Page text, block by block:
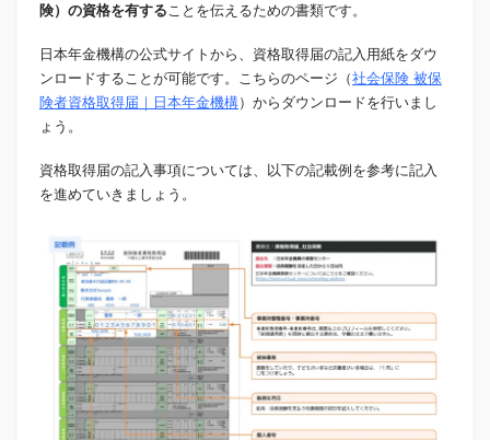
険）の資格を有する ことを伝えるための書類です。
日本年金機構の公式サイトから、資格取得届の記入用紙をダウ
ンロードすることが可能です。こちらのページ（社会保険 被保
険者資格取得届｜日本年金機構）からダウンロードを行いまし
ょう。
資格取得届の記入事項については、以下の記載例を参考に記入
を進めていきましょう。